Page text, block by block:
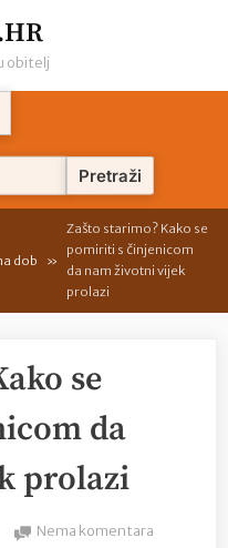
obitelj
dob
Zašto starimo? Kako se
pomiriti s činjenicom
da nam životni vijek
prolazi
se
da
prolazi
Nema komentara